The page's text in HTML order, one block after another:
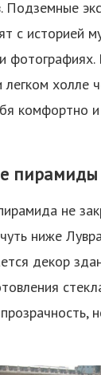
Подземные
с историей
фотографиях.
холле
комфортно
пирамиды
не
ниже
декор